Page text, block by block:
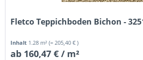
Fletco Teppichboden Bichon -
Inhalt 1.28 m²(= 205,40 € )
ab 160,47 € / m²